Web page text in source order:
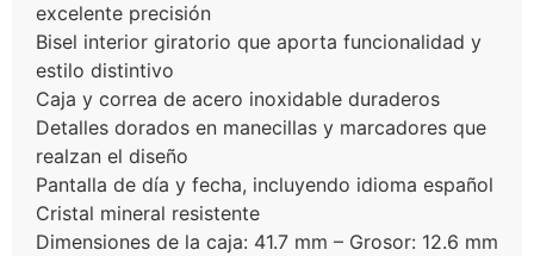
excelente precisión
Bisel interior giratorio que aporta funcionalidad y
estilo distintivo
Caja y correa de acero inoxidable duraderos
Detalles dorados en manecillas y marcadores que
realzan el diseño
Pantalla de día y fecha, incluyendo idioma español
Cristal mineral resistente
Dimensiones de la caja: 41.7 mm – Grosor: 12.6 mm